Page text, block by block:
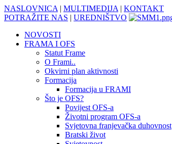
NASLOVNICA | MULTIMEDIJA | KONTAKT
POTRAŽITE NAS | UREDNIŠTVO
NOVOSTI
FRAMA I OFS
Statut Frame
O Frami..
Okvirni plan aktivnosti
Formacija
Formacija u FRAMI
Što je OFS?
Povijest OFS-a
Životni program OFS-a
Svjetovna franjevačka duhovnost
Bratski život